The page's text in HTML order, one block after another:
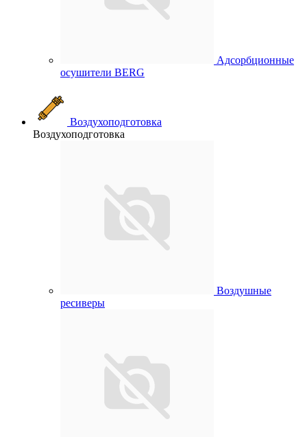
Адсорбционные
осушители BERG
Воздухоподготовка
Воздухоподготовка
Воздушные
ресиверы